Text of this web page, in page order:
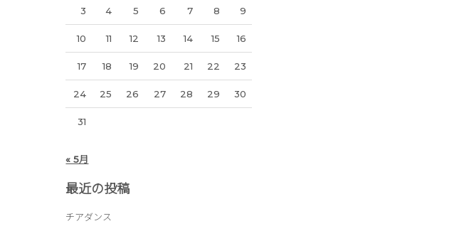
3 4 5 6 7 8 9
10 11 12 13 14 15 16
17 18 19 20 21 22 23
24 25 26 27 28 29 30
31
« 5月
最近の投稿
チアダンス